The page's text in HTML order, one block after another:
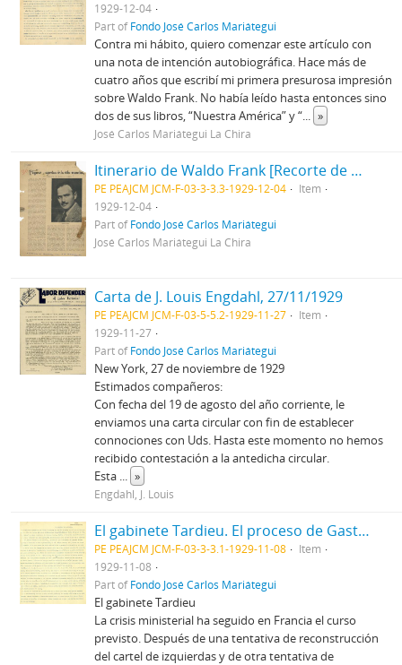
1929-12-04
Part ofFondo José Carlos Mariátegui
Contra mi hábito, quiero comenzar este artículo con
una nota de intención autobiográfica. Hace más de
cuatro años que escribí mi primera presurosa impresión
sobre Waldo Frank. No había leído hasta entonces sino
dos de sus libros, “Nuestra América” y “... »
José Carlos Mariátegui La Chira
Itinerario de Waldo Frank [Recorte de prensa]
PE PEAJCM JCM-F-03-3-3.3-1929-12-04
Item
1929-12-04
Part ofFondo José Carlos Mariátegui
José Carlos Mariátegui La Chira
Carta de J. Louis Engdahl, 27/11/1929
PE PEAJCM JCM-F-03-5-5.2-1929-11-27
Item
1929-11-27
Part ofFondo José Carlos Mariátegui
New York, 27 de noviembre de 1929
Estimados compañeros:
Con fecha del 19 de agosto del año corriente, le
enviamos una carta circular con fin de establecer
connociones con Uds. Hasta este momento no hemos
recibido contestación a la antedicha circular.
Esta ... »
Engdahl, J. Louis
El gabinete Tardieu. El proceso de Gastonia. Las relaciones anglo-rusas
PE PEAJCM JCM-F-03-3-3.1-1929-11-08
Item
1929-11-08
Part ofFondo José Carlos Mariátegui
El gabinete Tardieu
La crisis ministerial ha seguido en Francia el curso
previsto. Después de una tentativa de reconstrucción
del cartel de izquierdas y de otra tentativa de